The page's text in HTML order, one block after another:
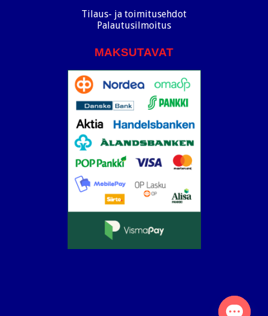
Tilaus- ja toimitusehdot
Palautusilmoitus
MAKSUTAVAT